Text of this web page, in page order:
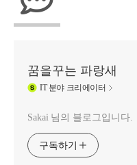
꿈을꾸는 파랑새
IT분야 크리에이터
Sakai 님의 블로그입니다.
구독하기